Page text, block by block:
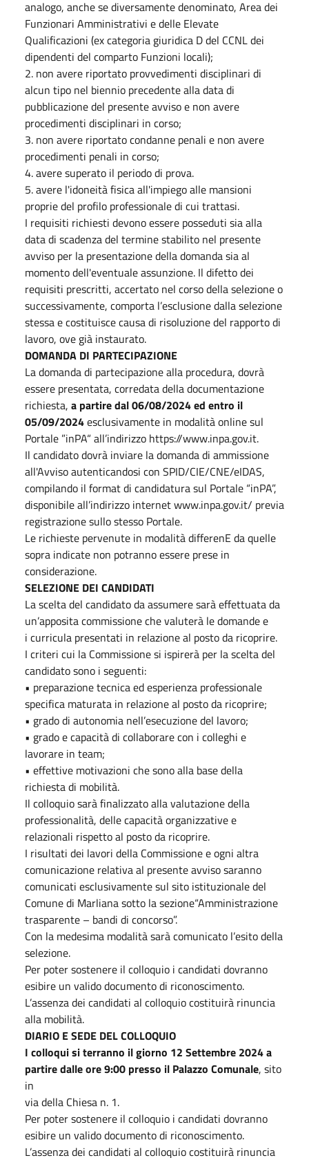
analogo, anche se diversamente denominato, Area dei
Funzionari Amministrativi e delle Elevate
Qualificazioni (ex categoria giuridica D del CCNL dei
dipendenti del comparto Funzioni locali);
2. non avere riportato provvedimenti disciplinari di
alcun tipo nel biennio precedente alla data di
pubblicazione del presente avviso e non avere
procedimenti disciplinari in corso;
3. non avere riportato condanne penali e non avere
procedimenti penali in corso;
4. avere superato il periodo di prova.
5. avere l'idoneità fisica all'impiego alle mansioni
proprie del profilo professionale di cui trattasi.
I requisiti richiesti devono essere posseduti sia alla
data di scadenza del termine stabilito nel presente
avviso per la presentazione della domanda sia al
momento dell'eventuale assunzione. Il difetto dei
requisiti prescritti, accertato nel corso della selezione o
successivamente, comporta l’esclusione dalla selezione
stessa e costituisce causa di risoluzione del rapporto di
lavoro, ove già instaurato.
DOMANDA DI PARTECIPAZIONE
La domanda di partecipazione alla procedura, dovrà
essere presentata, corredata della documentazione
richiesta, a partire dal 06/08/2024 ed entro il
05/09/2024esclusivamente in modalità online sul
Portale ”inPA“ all’indirizzo https://www.inpa.gov.it.
Il candidato dovrà inviare la domanda di ammissione
all'Avviso autenticandosi con SPID/CIE/CNE/eIDAS,
compilando il format di candidatura sul Portale “inPA”,
disponibile all’indirizzo internet www.inpa.gov.it/ previa
registrazione sullo stesso Portale.
Le richieste pervenute in modalità differenE da quelle
sopra indicate non potranno essere prese in
considerazione.
SELEZIONE DEI CANDIDATI
La scelta del candidato da assumere sarà effettuata da
un’apposita commissione che valuterà le domande e
i curricula presentati in relazione al posto da ricoprire.
I criteri cui la Commissione si ispirerà per la scelta del
candidato sono i seguenti:
• preparazione tecnica ed esperienza professionale
specifica maturata in relazione al posto da ricoprire;
• grado di autonomia nell’esecuzione del lavoro;
• grado e capacità di collaborare con i colleghi e
lavorare in team;
• effettive motivazioni che sono alla base della
richiesta di mobilità.
Il colloquio sarà finalizzato alla valutazione della
professionalità, delle capacità organizzative e
relazionali rispetto al posto da ricoprire.
I risultati dei lavori della Commissione e ogni altra
comunicazione relativa al presente avviso saranno
comunicati esclusivamente sul sito istituzionale del
Comune di Marliana sotto la sezione“Amministrazione
trasparente – bandi di concorso”.
Con la medesima modalità sarà comunicato l’esito della
selezione.
Per poter sostenere il colloquio i candidati dovranno
esibire un valido documento di riconoscimento.
L’assenza dei candidati al colloquio costituirà rinuncia
alla mobilità.
DIARIO E SEDE DEL COLLOQUIO
I colloqui si terranno il giorno 12 Settembre 2024 a
partire dalle ore 9:00 presso il Palazzo Comunale, sito
in
via della Chiesa n. 1.
Per poter sostenere il colloquio i candidati dovranno
esibire un valido documento di riconoscimento.
L’assenza dei candidati al colloquio costituirà rinuncia